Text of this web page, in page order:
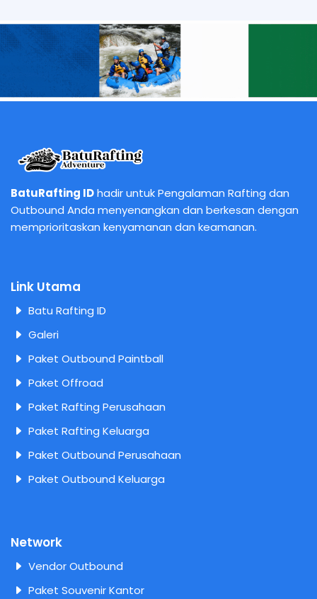
BatuRafting IDhadir untuk Pengalaman Rafting dan
Outbound Anda menyenangkan dan berkesan dengan
memprioritaskan kenyamanan dan keamanan.
Link Utama
Batu Rafting ID
Galeri
Paket Outbound Paintball
Paket Offroad
Paket Rafting Perusahaan
Paket Rafting Keluarga
Paket Outbound Perusahaan
Paket Outbound Keluarga
Network
Vendor Outbound
Paket Souvenir Kantor